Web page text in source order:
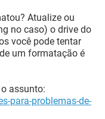
Atualize ou
no caso) o drive do
você pode tentar
um formatação é
assunto:
para-problemas-de-